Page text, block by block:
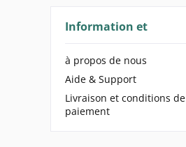
Information et
à propos de nous
Aide & Support
Livraison et conditions de
paiement